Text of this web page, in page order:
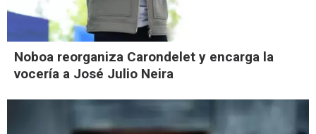
Noboa reorganiza Carondelet y encarga la
vocería a José Julio Neira